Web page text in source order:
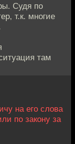
Судя по
т.к. многие
там
на его слова
по закону за